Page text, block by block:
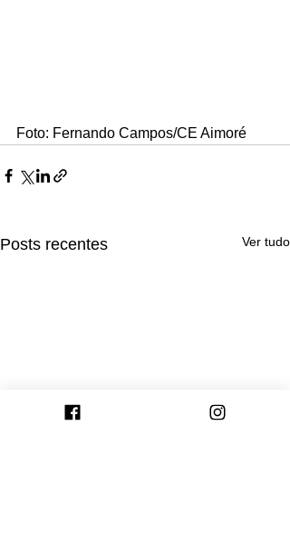
Foto: Fernando Campos/CE Aimoré
Posts recentes Ver tudo